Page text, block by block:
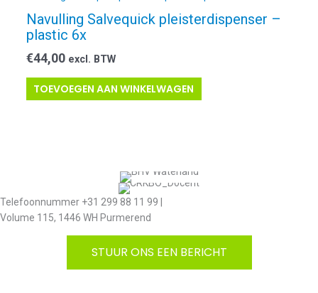
Navulling Salvequick pleisterdispenser –
plastic 6x
€44,00 excl. BTW
TOEVOEGEN AAN WINKELWAGEN
Telefoonnummer +31 299 88 11 99 |
Volume 115, 1446 WH Purmerend
STUUR ONS EEN BERICHT